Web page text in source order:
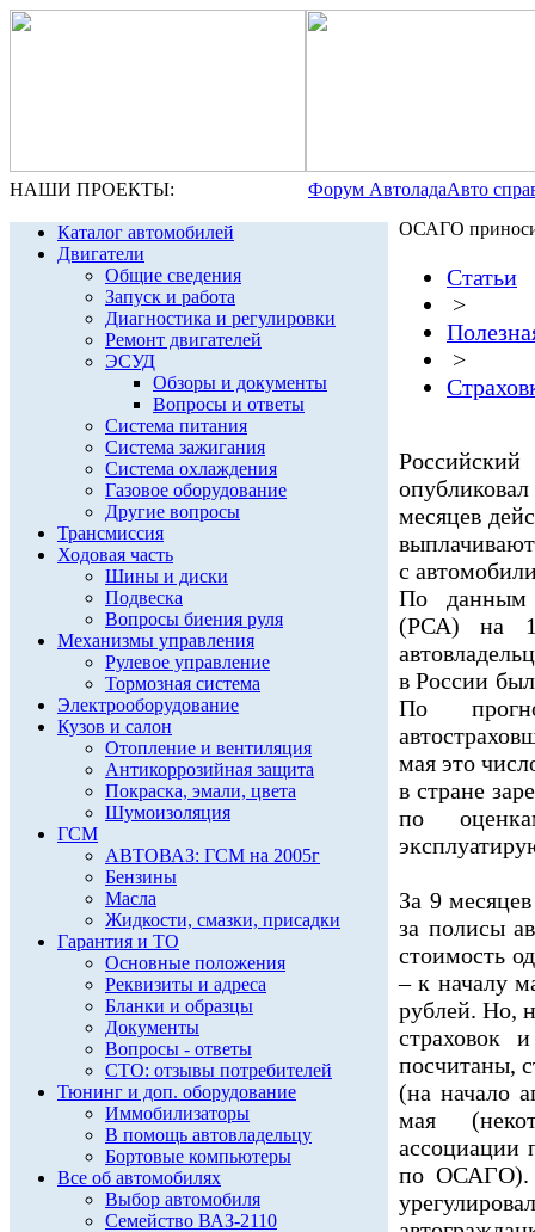
НАШИ ПРОЕКТЫ: Форум АвтоладаАвто
Каталог автомобилей
Двигатели
Общие сведения
Запуск и работа
Диагностика и регулировки
Ремонт двигателей
ЭСУД
Обзоры и документы
Вопросы и ответы
Система питания
Система зажигания
Система охлаждения
Газовое оборудование
Другие вопросы
Трансмиссия
Ходовая часть
Шины и диски
Подвеска
Вопросы биения руля
Механизмы управления
Рулевое управление
Тормозная система
Электрооборудование
Кузов и салон
Отопление и вентиляция
Антикоррозийная защита
Покраска, эмали, цвета
Шумоизоляция
ГСМ
АВТОВАЗ: ГСМ на 2005г
Бензины
Масла
Жидкости, смазки, присадки
Гарантия и ТО
Основные положения
Реквизиты и адреса
Бланки и образцы
Документы
Вопросы - ответы
СТО: отзывы потребителей
Тюнинг и доп. оборудование
Иммобилизаторы
В помощь автовладельцу
Бортовые компьютеры
Все об автомобилях
Выбор автомобиля
Семейство ВАЗ-2110
ОСАГО
Статьи
>
>
месяцев
с
По данным
(РСА) на 1
в России
По
мая это
в стране
по
За 9
за полисы
стоимость
– к началу
рублей. Но,
страховок
посчитаны,
(на начало
мая
ассоциации
по ОСАГО).